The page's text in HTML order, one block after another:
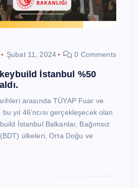
Şubat 11, 2024 0 Comments
İstanbul %50
arasında TÜYAP Fuar ve
yıl 46’ncısı gerçekleşecek olan
İstanbul Balkanlar, Bağımsız
ülkeleri, Orta Doğu ve